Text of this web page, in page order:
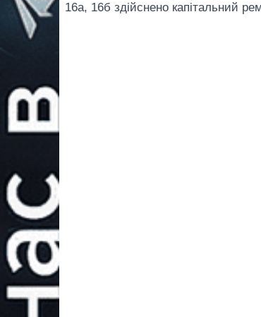
16а, 16б здійснено капітальний